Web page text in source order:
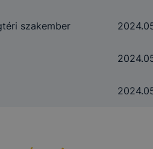
szakember